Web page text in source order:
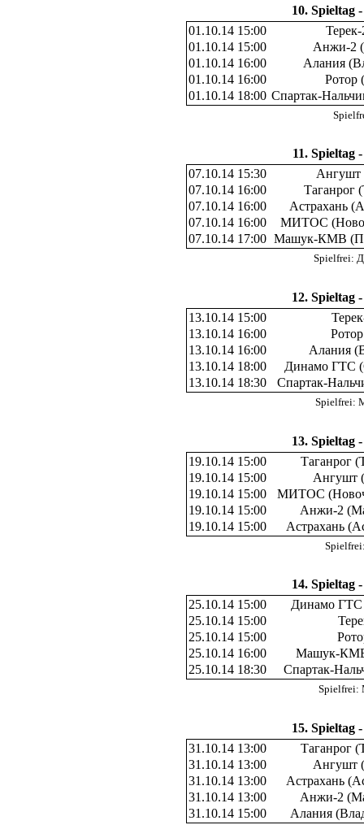
10. Spieltag
01.10.14 15:00
01.10.14 15:00
Анжи-2
01.10.14 16:00
Алания
01.10.14 16:00
Ротор
01.10.14 18:00 Спартак-
11. Spieltag
07.10.14 15:30
Ангушт
07.10.14 16:00
Таганрог
07.10.14 16:00
Астрахань
07.10.14 16:00
МИТОС
07.10.14 17:00 Машук-КМВ
Spielfrei:
12. Spieltag
13.10.14 15:00
13.10.14 16:00
13.10.14 16:00
Алания
13.10.14 18:00
Динамо ГТС
13.10.14 18:30
Спартак-
Spielfrei:
13. Spieltag
19.10.14 15:00
Таганрог
19.10.14 15:00
Ангушт
19.10.14 15:00
МИТОС
19.10.14 15:00
Анжи-2
19.10.14 15:00
Астрахань
14. Spieltag
25.10.14 15:00
Динамо ГТС
25.10.14 15:00
25.10.14 15:00
25.10.14 16:00
Машук-КМВ
25.10.14 18:30
Спартак-
Spielfrei:
15. Spieltag
31.10.14 13:00
Таганрог
31.10.14 13:00
Ангушт
31.10.14 13:00
Астрахань
31.10.14 13:00
Анжи-2
31.10.14 15:00
Алания